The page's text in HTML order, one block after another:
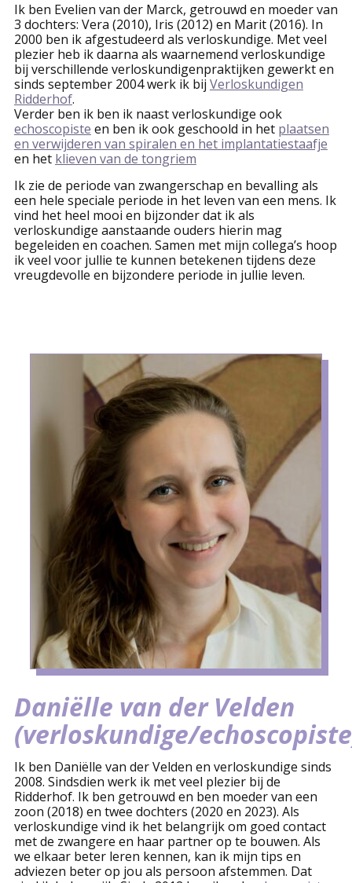
Ik ben Evelien van der Marck, getrouwd en moeder van
3 dochters: Vera (2010), Iris (2012) en Marit (2016). In
2000 ben ik afgestudeerd als verloskundige. Met veel
plezier heb ik daarna als waarnemend verloskundige
bij verschillende verloskundigenpraktijken gewerkt en
sinds september 2004 werk ik bij Verloskundigen
Ridderhof.
Verder ben ik ben ik naast verloskundige ook
echoscopiste en ben ik ook geschoold in het plaatsen
en verwijderen van spiralen en het implantatiestaafje
en het klieven van de tongriem
Ik zie de periode van zwangerschap en bevalling als
een hele speciale periode in het leven van een mens. Ik
vind het heel mooi en bijzonder dat ik als
verloskundige aanstaande ouders hierin mag
begeleiden en coachen. Samen met mijn collega’s hoop
ik veel voor jullie te kunnen betekenen tijdens deze
vreugdevolle en bijzondere periode in jullie leven.
Daniëlle van der Velden
(verloskundige/
Ik ben Daniëlle van der Velden en verloskundige sinds
2008. Sindsdien werk ik met veel plezier bij de
Ridderhof. Ik ben getrouwd en ben moeder van een
zoon (2018) en twee dochters (2020 en 2023). Als
verloskundige vind ik het belangrijk om goed contact
met de zwangere en haar partner op te bouwen. Als
we elkaar beter leren kennen, kan ik mijn tips en
adviezen beter op jou als persoon afstemmen. Dat